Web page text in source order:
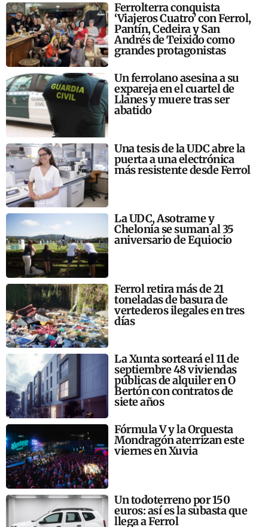
Ferrolterra conquista
‘Viajeros Cuatro’ con Ferrol,
Pantín, Cedeira y San
Andrés de Teixido como
grandes protagonistas
Un ferrolano asesina a su
expareja en el cuartel de
Llanes y muere tras ser
abatido
Una tesis de la UDC abre la
puerta a una electrónica
más resistente desde Ferrol
La UDC, Asotrame y
Chelonia se suman al 35
aniversario de Equiocio
Ferrol retira más de 21
toneladas de basura de
vertederos ilegales en tres
días
La Xunta sorteará el 11 de
septiembre 48 viviendas
públicas de alquiler en O
Bertón con contratos de
siete años
Fórmula V y la Orquesta
Mondragón aterrizan este
viernes en Xuvia
Un todoterreno por 150
euros: así es la subasta que
llega a Ferrol